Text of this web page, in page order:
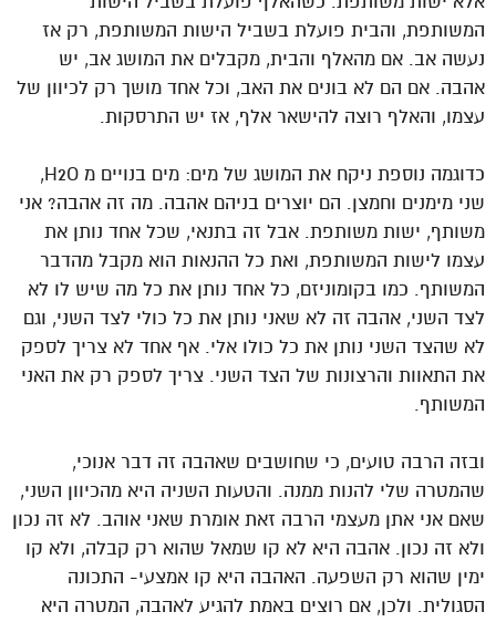
המשותפת, והבית פועלת בשביל הישות המשותפת, רק אז
נעשה אב. אם מהאלף והבית, מקבלים את המושג אב, יש
אהבה. אם הם לא בונים את האב, וכל אחד מושך רק לכיוון של
עצמו, והאלף רוצה להישאר אלף, אז יש התרסקות.
כדוגמה נוספת ניקח את המושג של מים: מים בנויים מ H2O,
שני מימנים וחמצן. הם יוצרים בניהם אהבה. מה זה אהבה? אני
משותף, ישות משותפת. אבל זה בתנאי, שכל אחד נותן את
עצמו לישות המשותפת, ואת כל ההנאות הוא מקבל מהדבר
המשותף. כמו בקומוניזם, כל אחד נותן את כל מה שיש לו לא
לצד השני, אהבה זה לא שאני נותן את כל כולי לצד השני, וגם
לא שהצד השני נותן את כל כולו אלי. אף אחד לא צריך לספק
את התאוות והרצונות של הצד השני. צריך לספק רק את האני
המשותף.
ובזה הרבה טועים, כי שחושבים שאהבה זה דבר אנוכי,
שהמטרה שלי להנות ממנה. והטעות השניה היא מהכיוון השני,
שאם אני אתן מעצמי הרבה זאת אומרת שאני אוהב. לא זה נכון
ולא זה נכון. אהבה היא לא קו שמאל שהוא רק קבלה, ולא קו
ימין שהוא רק השפעה. האהבה היא קו אמצעי- התכונה
הסגולית. ולכן, אם רוצים באמת להגיע לאהבה, המטרה היא